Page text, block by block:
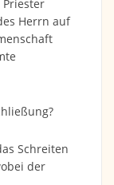
Priester
Herrn auf
Schreiten
der